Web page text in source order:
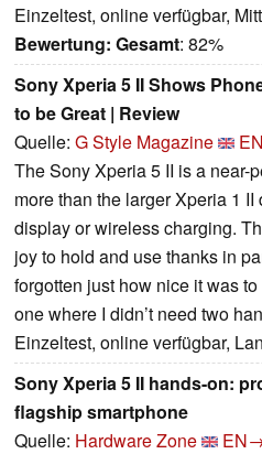
Einzeltest, online verfügbar,
Bewertung: Gesamt: 82%
Sony Xperia 5 II Shows
to be Great | Review
Quelle: G Style Magazine
The Sony Xperia 5 II is a near-
more than the larger Xperia 1
display or wireless charging.
joy to hold and use thanks in
forgotten just how nice it was
one where I didn’t need two
Einzeltest, online verfügbar,
Sony Xperia 5 II hands-on:
flagship smartphone
Quelle: Hardware Zone